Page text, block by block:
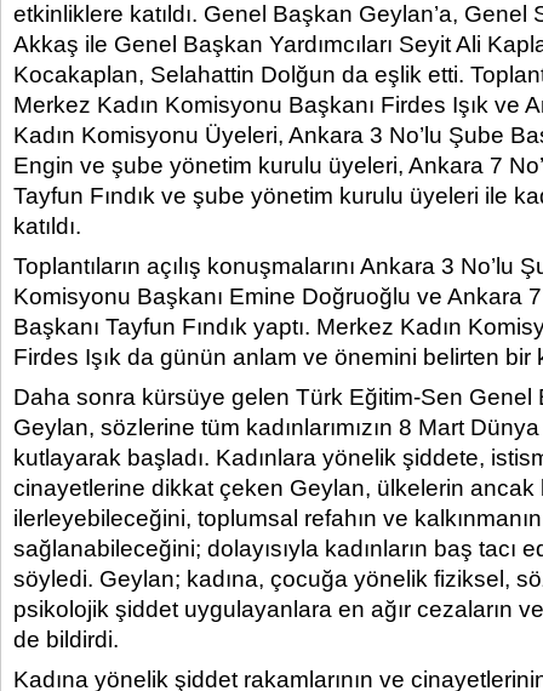
etkinliklere katıldı. Genel Başkan Geylan’a, Genel
Akkaş ile Genel Başkan Yardımcıları Seyit Ali
Kocakaplan, Selahattin Dolğun da eşlik etti.
Merkez Kadın Komisyonu Başkanı Firdes Işık ve
Kadın Komisyonu Üyeleri, Ankara 3 No’lu Şube
Engin ve şube yönetim kurulu üyeleri, Ankara 7
Tayfun Fındık ve şube yönetim kurulu üyeleri ile
katıldı.
Toplantıların açılış konuşmalarını Ankara 3 No’lu
Komisyonu Başkanı Emine Doğruoğlu ve Ankara
Başkanı Tayfun Fındık yaptı. Merkez Kadın
Firdes Işık da günün anlam ve önemini belirten bir
Daha sonra kürsüye gelen Türk Eğitim-Sen Genel
Geylan, sözlerine tüm kadınlarımızın 8 Mart
kutlayarak başladı. Kadınlara yönelik şiddete,
cinayetlerine dikkat çeken Geylan, ülkelerin ancak
ilerleyebileceğini, toplumsal refahın ve
sağlanabileceğini; dolayısıyla kadınların baş tacı
söyledi. Geylan; kadına, çocuğa yönelik fiziksel,
psikolojik şiddet uygulayanlara en ağır cezaların
de bildirdi.
Kadına yönelik şiddet rakamlarının ve